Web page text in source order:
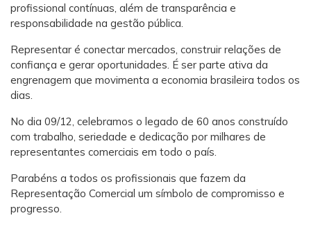
profissional contínuas, além de transparência e
responsabilidade na gestão pública.
Representar é conectar mercados, construir relações de
confiança e gerar oportunidades. É ser parte ativa da
engrenagem que movimenta a economia brasileira todos os
dias.
No dia 09/12, celebramos o legado de 60 anos construído
com trabalho, seriedade e dedicação por milhares de
representantes comerciais em todo o país.
Parabéns a todos os profissionais que fazem da
Representação Comercial um símbolo de compromisso e
progresso.